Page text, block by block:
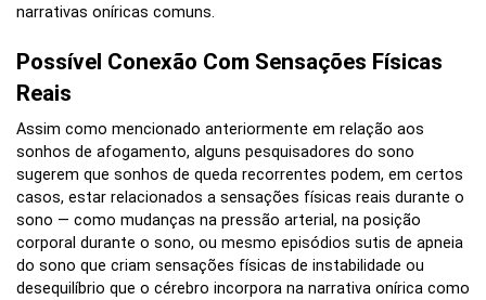
narrativas oníricas comuns.
Possível Conexão Com Sensações Físicas
Reais
Assim como mencionado anteriormente em relação aos
sonhos de afogamento, alguns pesquisadores do sono
sugerem que sonhos de queda recorrentes podem, em certos
casos, estar relacionados a sensações físicas reais durante o
sono — como mudanças na pressão arterial, na posição
corporal durante o sono, ou mesmo episódios sutis de apneia
do sono que criam sensações físicas de instabilidade ou
desequilíbrio que o cérebro incorpora na narrativa onírica como